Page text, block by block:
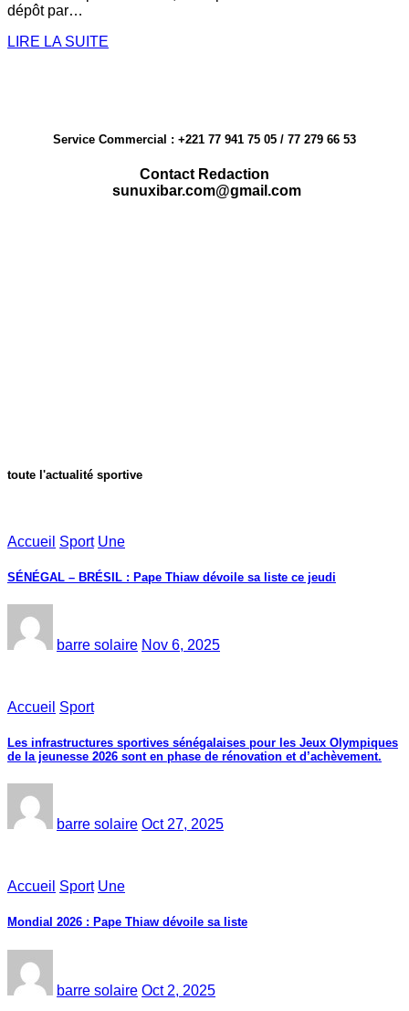
dépôt par…
LIRE LA SUITE
Service Commercial : +221 77 941 75 05 / 77 279 66 53
Contact Redaction
sunuxibar.com@gmail.com
toute l'actualité sportive
Accueil Sport Une
SÉNÉGAL – BRÉSIL : Pape Thiaw dévoile sa liste ce jeudi
barre solaire Nov 6, 2025
Accueil Sport
Les infrastructures sportives sénégalaises pour les Jeux Olympiques
de la jeunesse 2026 sont en phase de rénovation et d’achèvement.
barre solaire Oct 27, 2025
Accueil Sport Une
Mondial 2026 : Pape Thiaw dévoile sa liste
barre solaire Oct 2, 2025